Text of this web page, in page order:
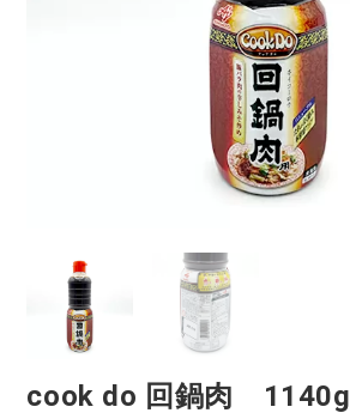
cook do 回鍋肉 1140g